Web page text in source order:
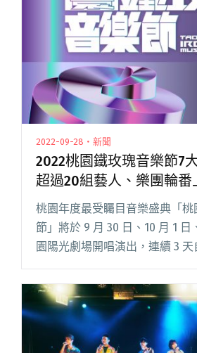
2022-09-28・新聞
2022桃園鐵玫瑰音樂節7
超過20組藝人、樂團輪番
桃園年度最受矚目音樂盛典「
節」將於 9 月 30 日、10 月 1 日
園陽光劇場開唱演出，連續 3 天
音樂節陣容堅強，更安排許多驚
人樂團登場，金曲得主、超人
讀全文 "2022桃園鐵玫瑰音樂節
過20組藝人、樂團輪番上陣"